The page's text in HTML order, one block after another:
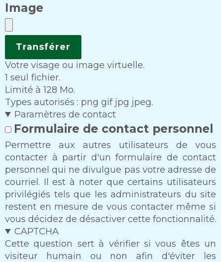
Image
Votre visage ou image virtuelle.
1 seul fichier.
Limité à 128 Mo.
Types autorisés : png gif jpg jpeg.
Paramètres de contact
Formulaire de contact personnel
Permettre aux autres utilisateurs de vous
contacter à partir d'un formulaire de contact
personnel qui ne divulgue pas votre adresse de
courriel. Il est à noter que certains utilisateurs
privilégiés tels que les administrateurs du site
restent en mesure de vous contacter même si
vous décidez de désactiver cette fonctionnalité.
CAPTCHA
Cette question sert à vérifier si vous êtes un
visiteur humain ou non afin d'éviter les